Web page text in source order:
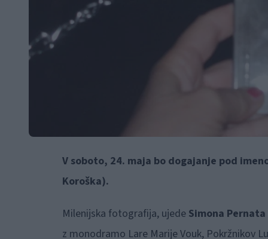
V soboto, 24. maja bo dogajanje pod
Koroška).
Milenijska fotografija, ujedeSimona Pernata
z monodramo Lare Marije Vouk, Pokržnikov